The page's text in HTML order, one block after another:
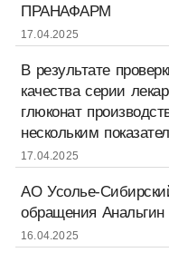
ПРАНАФАРМ
17.04.2025
В результате
качества серии
глюконат
нескольким
17.04.2025
АО Усолье-
обращения Анальгин
16.04.2025